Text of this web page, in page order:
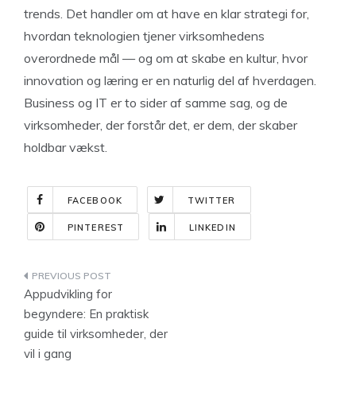
trends. Det handler om at have en klar strategi for,
hvordan teknologien tjener virksomhedens
overordnede mål — og om at skabe en kultur, hvor
innovation og læring er en naturlig del af hverdagen.
Business og IT er to sider af samme sag, og de
virksomheder, der forstår det, er dem, der skaber
holdbar vækst.
FACEBOOK TWITTER
PINTEREST LINKEDIN
Indlægsnavigation
Appudvikling for
begyndere: En praktisk
guide til virksomheder, der
vil i gang